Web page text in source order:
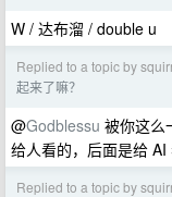
W / 达布溜 / double u
Replied to a topic by
起来了嘛？
@Godblessu 被你这么
给人看的，后面是给 AI
Replied to a topic by